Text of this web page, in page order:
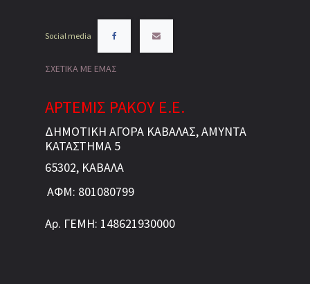
Social media
ΣΧΕΤΙΚΑ ΜΕ ΕΜΑΣ
ΑΡΤΕΜΙΣ ΡΑΚΟΥ Ε.Ε.
ΔΗΜΟΤΙΚΗ ΑΓΟΡΑ ΚΑΒΑΛΑΣ, ΑΜΥΝΤΑ
ΚΑΤΑΣΤΗΜΑ 5
65302, ΚΑΒΑΛΑ
ΑΦΜ: 801080799
Αρ. ΓΕΜΗ: 148621930000